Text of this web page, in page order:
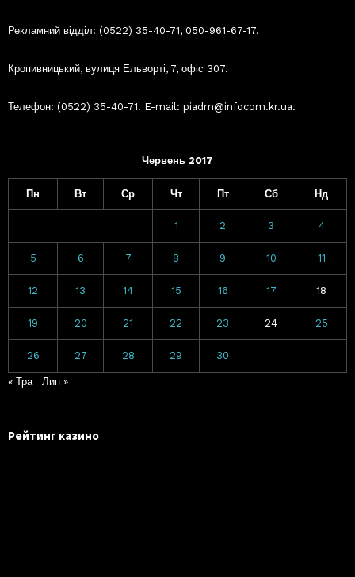
Рекламний відділ: (0522) 35-40-71, 050-961-67-17.
Кропивницький, вулиця Ельворті, 7, офіс 307.
Телефон: (0522) 35-40-71. E-mail: piadm@infocom.kr.ua.
Червень 2017
Пн Вт Ср Чт Пт Сб Нд
1 2 3 4
5 6 7 8 9 10 11
12 13 14 15 16 17 18
19 20 21 22 23 24 25
26 27 28 29 30
« Тра Лип »
Рейтинг казино